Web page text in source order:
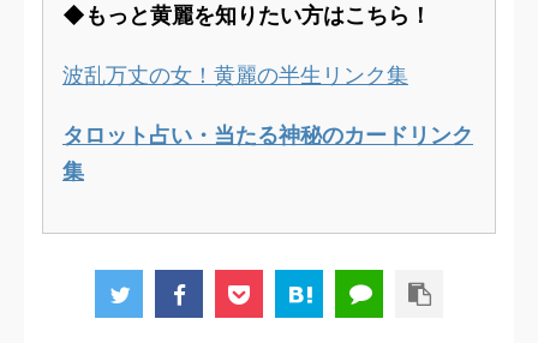
◆もっと黄麗を知りたい方はこちら！
波乱万丈の女！黄麗の半生リンク集
タロット占い・当たる神秘のカードリンク
集